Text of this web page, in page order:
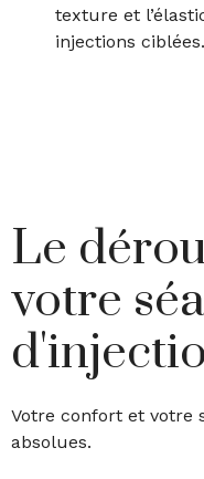
texture et
injections ciblées.
Le
votre
Votre confort et votre
absolues.